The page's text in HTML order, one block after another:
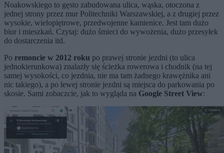
Noakowskiego to gęsto zabudowana ulica, wąska, otoczona z
jednej strony przez mur Politechniki Warszawskiej, a z drugiej przez
wysokie, wielopiętrowe, przedwojenne kamienice. Jest tam dużo
biur i mieszkań. Czytaj: dużo śmieci do wywożenia, dużo przesyłek
do dostarczenia itd.
Po remoncie w 2012 roku po prawej stronie jezdni (to ulica
jednokierunkowa) znalazły się ścieżka rowerowa i chodnik (na tej
samej wysokości, co jezdnia, nie ma tam żadnego krawężnika ani
nic takiego), a po lewej stronie jezdni są miejsca do parkowania po
skosie. Sami zobaczcie, jak to wygląda na Google Street View: